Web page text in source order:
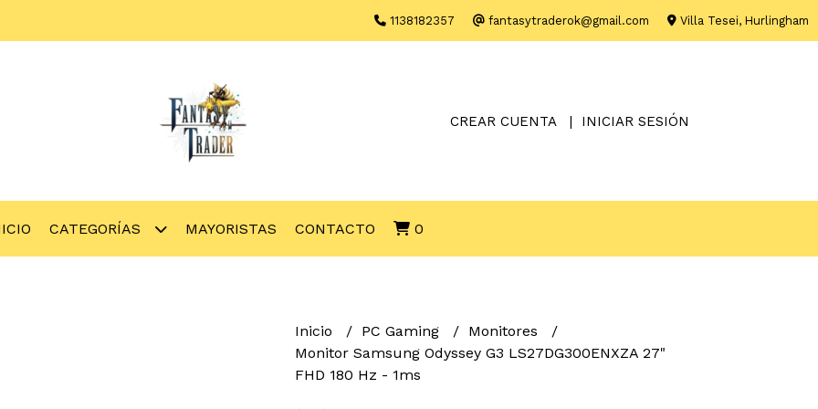
1138182357 fantasytraderok@gmail.com Villa Tesei, Hurlingham
CREAR CUENTA INICIAR SESIÓN
CATEGORÍAS MAYORISTAS CONTACTO 0
Inicio PC Gaming
Monitores
Monitor Samsung Odyssey G3 LS27DG300ENXZA 27"
FHD 180 Hz - 1ms